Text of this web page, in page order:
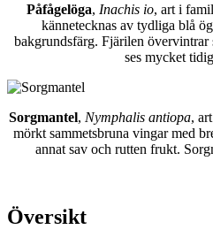
Påfågelöga, Inachis io, art i
kännetecknas av tydliga blå
bakgrundsfärg. Fjärilen
ses mycket
Sorgmantel, Nymphalis antiopa,
mörkt sammetsbruna vingar med
annat sav och rutten frukt.
Översikt